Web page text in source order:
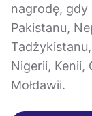
nagrodę, gdy
Pakistanu,
Nigerii, Kenii,
Mołdawii.